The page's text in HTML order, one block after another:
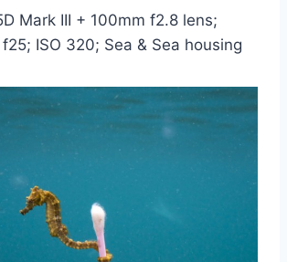
Mark III + 100mm f2.8 lens;
ISO 320; Sea & Sea housing